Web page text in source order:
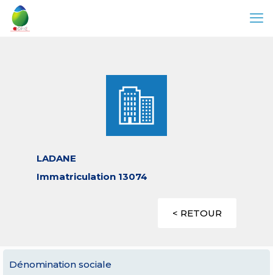
LADANE
Immatriculation 13074
< RETOUR
Dénomination sociale